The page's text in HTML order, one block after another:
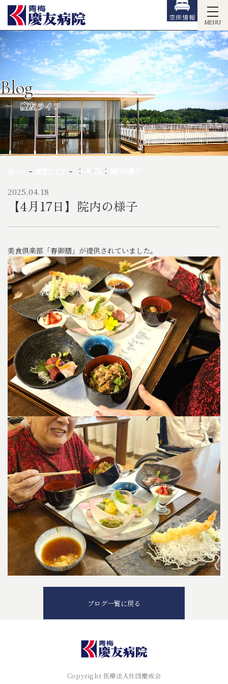
MENU
空床情報
Blog
慶友ライフ
【4月17日】院内の様子
2025.04.18
【4月17日】院内の様子
美食倶楽部「春御膳」が提供されていました。
ブログ一覧に戻る
Copyright 医療法人社団慶成会